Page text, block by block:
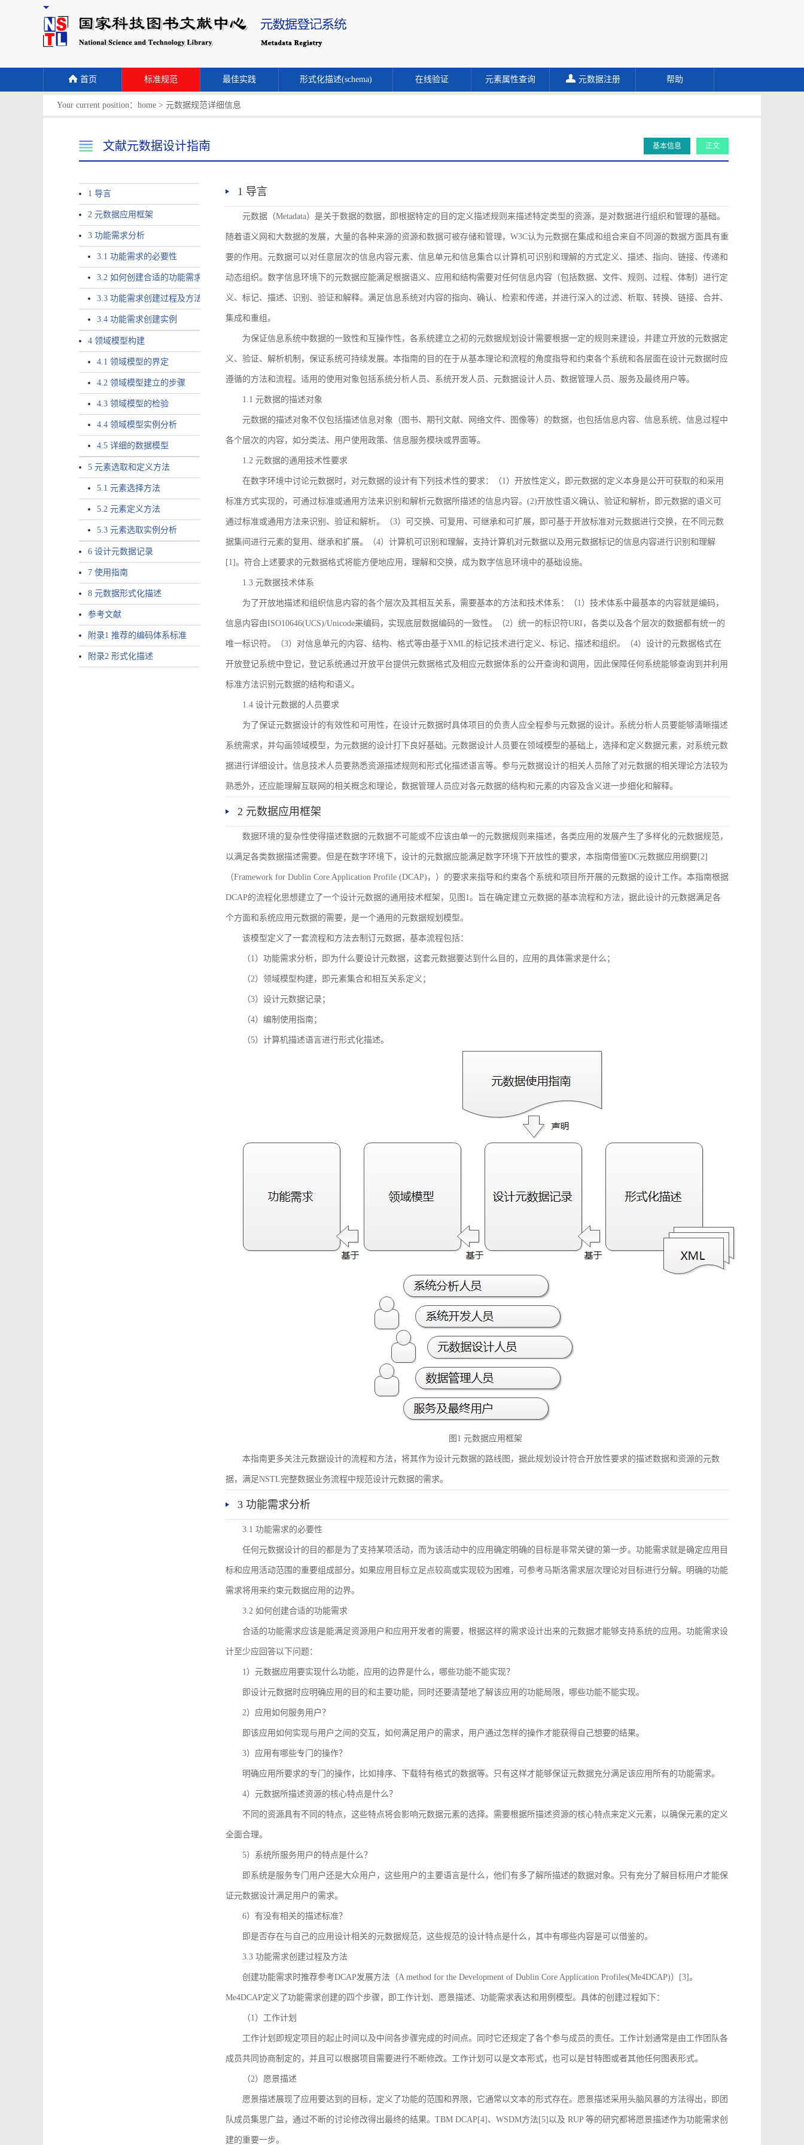
首页 标准规范 最佳实践 形式化描述(schema) 在线验证 元素属性查询 元数据注册 帮助
Your current position： home > 元数据规范详细信息
文献元数据设计指南 基本信息 正文
1 导言
2 元数据应用框架
3 功能需求分析
3.1 功能需求的必要性
3.2 如何创建合适的功能需求
3.3 功能需求创建过程及方法
3.4 功能需求创建实例
4 领域模型构建
4.1 领域模型的界定
4.2 领域模型建立的步骤
4.3 领域模型的检验
4.4 领域模型实例分析
4.5 详细的数据模型
5 元素选取和定义方法
5.1 元素选择方法
5.2 元素定义方法
5.3 元素选取实例分析
6 设计元数据记录
7 使用指南
8 元数据形式化描述
参考文献
附录1 推荐的编码体系标准
附录2 形式化描述
1 导言
元数据（Metadata）是关于数据的数据，即根据特定的目的定义描述规则来描述特定类型的资源，是对数据进行组织和管理的基础。
随着语义网和大数据的发展，大量的各种来源的资源和数据可被存储和管理，W3C认为元数据在集成和组合来自不同源的数据方面具有重
要的作用。元数据可以对任意层次的信息内容元素、信息单元和信息集合以计算机可识别和理解的方式定义、描述、指向、链接、传递和
动态组织。数字信息环境下的元数据应能满足根据语义、应用和结构需要对任何信息内容（包括数据、文件、规则、过程、体制）进行定
义、标记、描述、识别、验证和解释。满足信息系统对内容的指向、确认、检索和传递，并进行深入的过滤、析取、转换、链接、合并、
集成和重组。
为保证信息系统中数据的一致性和互操作性，各系统建立之初的元数据规划设计需要根据一定的规则来建设，并建立开放的元数据定
义、验证、解析机制，保证系统可持续发展。本指南的目的在于从基本理论和流程的角度指导和约束各个系统和各层面在设计元数据时应
遵循的方法和流程。适用的使用对象包括系统分析人员、系统开发人员、元数据设计人员、数据管理人员、服务及最终用户等。
1.1 元数据的描述对象
元数据的描述对象不仅包括描述信息对象（图书、期刊文献、网络文件、图像等）的数据，也包括信息内容、信息系统、信息过程中
各个层次的内容，如分类法、用户使用政策、信息服务模块或界面等。
1.2 元数据的通用技术性要求
在数字环境中讨论元数据时，对元数据的设计有下列技术性的要求：（1）开放性定义，即元数据的定义本身是公开可获取的和采用
标准方式实现的，可通过标准或通用方法来识别和解析元数据所描述的信息内容。(2)开放性语义确认、验证和解析，即元数据的语义可
通过标准或通用方法来识别、验证和解析。（3）可交换、可复用、可继承和可扩展，即可基于开放标准对元数据进行交换，在不同元数
据集间进行元素的复用、继承和扩展。（4）计算机可识别和理解，支持计算机对元数据以及用元数据标记的信息内容进行识别和理解
[1]。符合上述要求的元数据格式将能方便地应用，理解和交换，成为数字信息环境中的基础设施。
1.3 元数据技术体系
为了开放地描述和组织信息内容的各个层次及其相互关系，需要基本的方法和技术体系：（1）技术体系中最基本的内容就是编码，
信息内容由ISO10646(UCS)/Unicode来编码，实现底层数据编码的一致性。（2）统一的标识符URI，各类以及各个层次的数据都有统一的
唯一标识符。（3）对信息单元的内容、结构、格式等由基于XML的标记技术进行定义、标记、描述和组织。（4）设计的元数据格式在
开放登记系统中登记，登记系统通过开放平台提供元数据格式及相应元数据体系的公开查询和调用，因此保障任何系统能够查询到并利用
标准方法识别元数据的结构和语义。
1.4 设计元数据的人员要求
为了保证元数据设计的有效性和可用性，在设计元数据时具体项目的负责人应全程参与元数据的设计。系统分析人员要能够清晰描述
系统需求，并勾画领域模型，为元数据的设计打下良好基础。元数据设计人员要在领域模型的基础上，选择和定义数据元素，对系统元数
据进行详细设计。信息技术人员要熟悉资源描述规则和形式化描述语言等。参与元数据设计的相关人员除了对元数据的相关理论方法较为
熟悉外，还应能理解互联网的相关概念和理论，数据管理人员应对各元数据的结构和元素的内容及含义进一步细化和解释。
2 元数据应用框架
数据环境的复杂性使得描述数据的元数据不可能或不应该由单一的元数据规则来描述，各类应用的发展产生了多样化的元数据规范，
以满足各类数据描述需要。但是在数字环境下，设计的元数据应能满足数字环境下开放性的要求，本指南借鉴DC元数据应用纲要[2]
（Framework for Dublin Core Application Profile (DCAP)，）的要求来指导和约束各个系统和项目所开展的元数据的设计工作。本指南根据
DCAP的流程化思想建立了一个设计元数据的通用技术框架，见图1。旨在确定建立元数据的基本流程和方法，据此设计的元数据满足各
个方面和系统应用元数据的需要，是一个通用的元数据规划模型。
该模型定义了一套流程和方法去制订元数据，基本流程包括：
（1）功能需求分析，即为什么要设计元数据，这套元数据要达到什么目的，应用的具体需求是什么；
（2）领域模型构建，即元素集合和相互关系定义；
（3）设计元数据记录；
（4）编制使用指南；
（5）计算机描述语言进行形式化描述。
图1 元数据应用框架
本指南更多关注元数据设计的流程和方法，将其作为设计元数据的路线图，据此规划设计符合开放性要求的描述数据和资源的元数
据，满足NSTL完整数据业务流程中规范设计元数据的需求。
3 功能需求分析
3.1 功能需求的必要性
任何元数据设计的目的都是为了支持某项活动，而为该活动中的应用确定明确的目标是非常关键的第一步。功能需求就是确定应用目
标和应用活动范围的重要组成部分。如果应用目标立足点较高或实现较为困难，可参考马斯洛需求层次理论对目标进行分解。明确的功能
需求将用来约束元数据应用的边界。
3.2 如何创建合适的功能需求
合适的功能需求应该是能满足资源用户和应用开发者的需要，根据这样的需求设计出来的元数据才能够支持系统的应用。功能需求设
计至少应回答以下问题：
1）元数据应用要实现什么功能，应用的边界是什么，哪些功能不能实现？
即设计元数据时应明确应用的目的和主要功能，同时还要清楚地了解该应用的功能局限，哪些功能不能实现。
2）应用如何服务用户？
即该应用如何实现与用户之间的交互，如何满足用户的需求，用户通过怎样的操作才能获得自己想要的结果。
3）应用有哪些专门的操作？
明确应用所要求的专门的操作，比如排序、下载特有格式的数据等。只有这样才能够保证元数据充分满足该应用所有的功能需求。
4）元数据所描述资源的核心特点是什么？
不同的资源具有不同的特点，这些特点将会影响元数据元素的选择。需要根据所描述资源的核心特点来定义元素，以确保元素的定义
全面合理。
5）系统所服务用户的特点是什么？
即系统是服务专门用户还是大众用户，这些用户的主要语言是什么，他们有多了解所描述的数据对象。只有充分了解目标用户才能保
证元数据设计满足用户的需求。
6）有没有相关的描述标准？
即是否存在与自己的应用设计相关的元数据规范，这些规范的设计特点是什么，其中有哪些内容是可以借鉴的。
3.3 功能需求创建过程及方法
创建功能需求时推荐参考DCAP发展方法（A method for the Development of Dublin Core Application Profiles(Me4DCAP)）[3]。
Me4DCAP定义了功能需求创建的四个步骤，即工作计划、愿景描述、功能需求表达和用例模型。具体的创建过程如下：
（1）工作计划
工作计划即规定项目的起止时间以及中间各步骤完成的时间点。同时它还规定了各个参与成员的责任。工作计划通常是由工作团队各
成员共同协商制定的，并且可以根据项目需要进行不断修改。工作计划可以是文本形式，也可以是甘特图或者其他任何图表形式。
（2）愿景描述
愿景描述展现了应用要达到的目标，定义了功能的范围和界限，它通常以文本的形式存在。愿景描述采用头脑风暴的方法得出，即团
队成员集思广益，通过不断的讨论修改得出最终的结果。TBM DCAP[4]、WSDM方法[5]以及 RUP 等的研究都将愿景描述作为功能需求创
建的重要一步。